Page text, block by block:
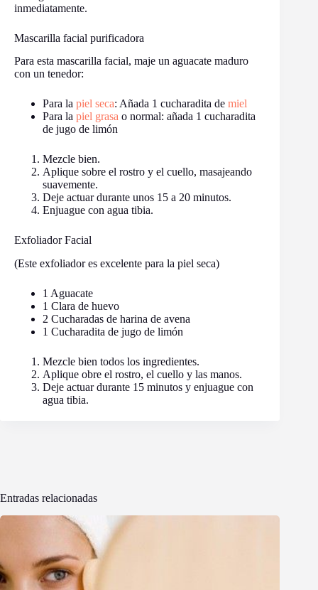
inmediatamente.
Mascarilla facial purificadora
Para esta mascarilla facial, maje un aguacate maduro
con un tenedor:
Para la piel seca: Añada 1 cucharadita de miel
Para la piel grasa o normal: añada 1 cucharadita
de jugo de limón
Mezcle bien.
Aplique sobre el rostro y el cuello, masajeando
suavemente.
Deje actuar durante unos 15 a 20 minutos.
Enjuague con agua tibia.
Exfoliador Facial
(Este exfoliador es excelente para la piel seca)
1 Aguacate
1 Clara de huevo
2 Cucharadas de harina de avena
1 Cucharadita de jugo de limón
Mezcle bien todos los ingredientes.
Aplique obre el rostro, el cuello y las manos.
Deje actuar durante 15 minutos y enjuague con
agua tibia.
Entradas relacionadas